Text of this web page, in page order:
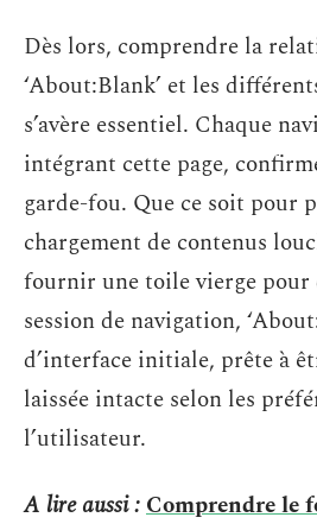
Dès lors, comprendre la
‘About:Blank’ et les
s’avère essentiel. Chaque
intégrant cette page,
garde-fou. Que ce soit pour
chargement de contenus
fournir une toile vierge pour
session de navigation,
d’interface initiale, prête à
laissée intacte selon les
l’utilisateur.
A lire aussi :Comprendre le